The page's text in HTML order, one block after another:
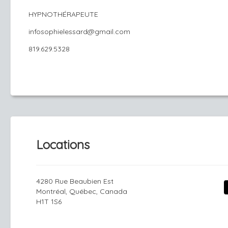
HYPNOTHÉRAPEUTE
infosophielessard@gmail.com
819.629.5328
Locations
4280 Rue Beaubien Est
Montréal, Québec, Canada
H1T 1S6